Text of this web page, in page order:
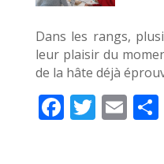
Dans les rangs,
leur plaisir du
de la hâte déjà
F T E P